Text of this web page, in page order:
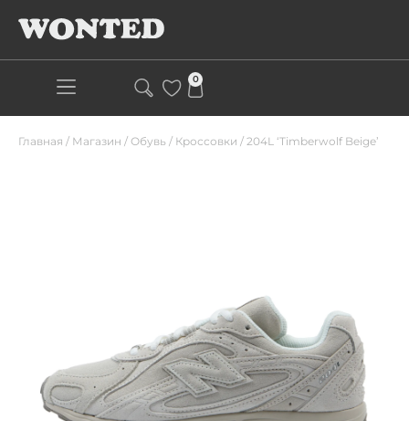
0
Главная / Магазин / Обувь / Кроссовки / 204L ‘Timberwolf Beige’